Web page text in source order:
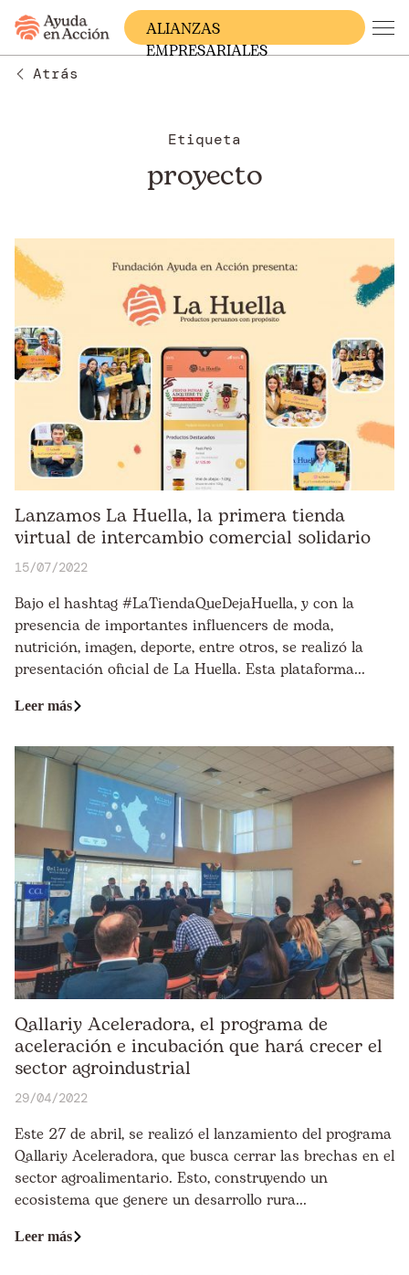
ALIANZAS
EMPRESARIALES
Atrás
Etiqueta
proyecto
Lanzamos La Huella, la primera tienda
virtual de intercambio comercial solidario
15/07/2022
Bajo el hashtag #LaTiendaQueDejaHuella, y con la
presencia de importantes influencers de moda,
nutrición, imagen, deporte, entre otros, se realizó la
presentación oficial de La Huella. Esta plataforma...
Leer más
Qallariy Aceleradora, el programa de
aceleración e incubación que hará crecer el
sector agroindustrial
29/04/2022
Este 27 de abril, se realizó el lanzamiento del programa
Qallariy Aceleradora, que busca cerrar las brechas en el
sector agroalimentario. Esto, construyendo un
ecosistema que genere un desarrollo rura...
Leer más